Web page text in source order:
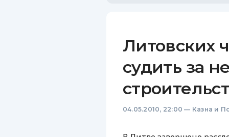
Литовских
судить за
04.05.2010, 22:00 — Казна и